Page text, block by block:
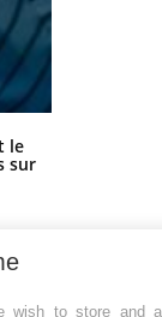
le
sur
wish to store and